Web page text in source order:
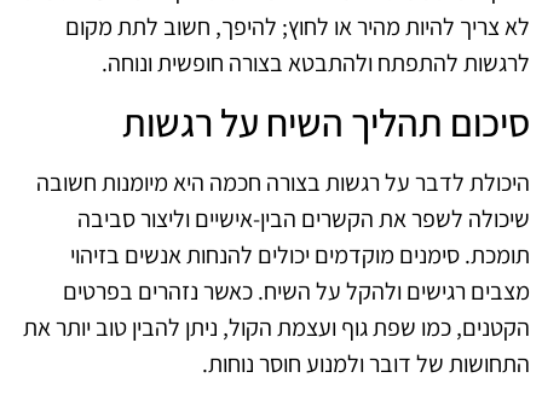
לא צריך להיות מהיר או לחוץ; להיפך, חשוב לתת מקום
לרגשות להתפתח ולהתבטא בצורה חופשית ונוחה.
סיכום תהליך השיח על רגשות
היכולת לדבר על רגשות בצורה חכמה היא מיומנות חשובה
שיכולה לשפר את הקשרים הבין-אישיים וליצור סביבה
תומכת. סימנים מוקדמים יכולים להנחות אנשים בזיהוי
מצבים רגישים ולהקל על השיח. כאשר נזהרים בפרטים
הקטנים, כמו שפת גוף ועצמת הקול, ניתן להבין טוב יותר את
התחושות של דובר ולמנוע חוסר נוחות.